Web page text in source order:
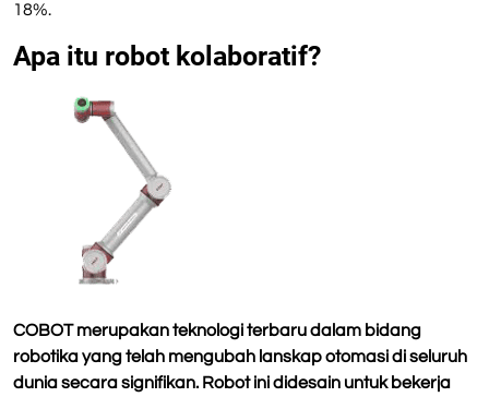
18%.
Apa itu robot kolaboratif?
COBOT merupakan teknologi terbaru dalam bidang
robotika yang telah mengubah lanskap otomasi di seluruh
dunia secara signifikan. Robot ini didesain untuk bekerja